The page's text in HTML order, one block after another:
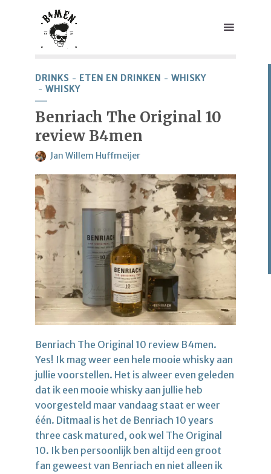
DRINKS ETEN EN DRINKEN
WHISKY
WHISKY
Benriach The Original 10
review B4men
Jan Willem Huffmeijer
Benriach The Original 10 review B4men.
Yes! Ik mag weer een hele mooie whisky aan
jullie voorstellen. Het is alweer even geleden
dat ik een mooie whisky aan jullie heb
voorgesteld maar vandaag staat er weer
één. Ditmaal is het de Benriach 10 years
three cask matured, ook wel The Original
10. Ik ben persoonlijk ben altijd een groot
fan geweest van Benriach en niet alleen ik